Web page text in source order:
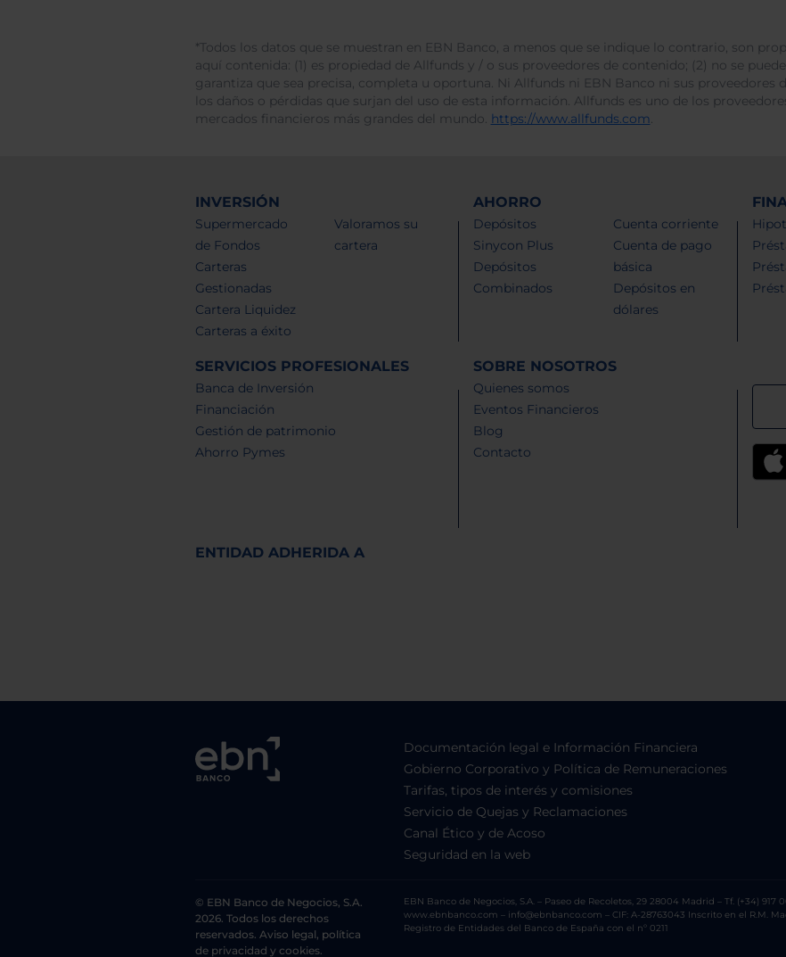
*Todos los datos que se muestran en EBN Banco, a menos que se indique lo contrario, son
aquí contenida: (1) es propiedad de Allfunds y / o sus proveedores de contenido; (2) no se
garantiza que sea precisa, completa u oportuna. Ni Allfunds ni EBN Banco ni sus proveedores
los daños o pérdidas que surjan del uso de esta información. Allfunds es uno de los
mercados financieros más grandes del mundo. https://www.allfunds.com.
INVERSIÓN
Supermercado
de Fondos
Carteras
Gestionadas
Cartera Liquidez
Carteras a éxito
Valoramos su
cartera
AHORRO
Depósitos
Sinycon Plus
Depósitos
Combinados
Cuenta corriente
Cuenta de pago
básica
Depósitos en
dólares
SERVICIOS PROFESIONALES
Banca de Inversión
Financiación
Gestión de patrimonio
Ahorro Pymes
SOBRE NOSOTROS
Quienes somos
Eventos Financieros
Blog
Contacto
ENTIDAD ADHERIDA A
Documentación legal e Información Financiera
Gobierno Corporativo y Política de Remuneraciones
Tarifas, tipos de interés y comisiones
Servicio de Quejas y Reclamaciones
Canal Ético y de Acoso
Seguridad en la web
© EBN Banco de Negocios, S.A.
2026. Todos los derechos
reservados. Aviso legal, política
de privacidad y cookies.
EBN Banco de Negocios, S.A. – Paseo de Recoletos, 29 28004 Madrid – Tf. (+34) 917
www.ebnbanco.com – info@ebnbanco.com – CIF: A-28763043 Inscrito en el R.M.
Registro de Entidades del Banco de España con el nº 0211